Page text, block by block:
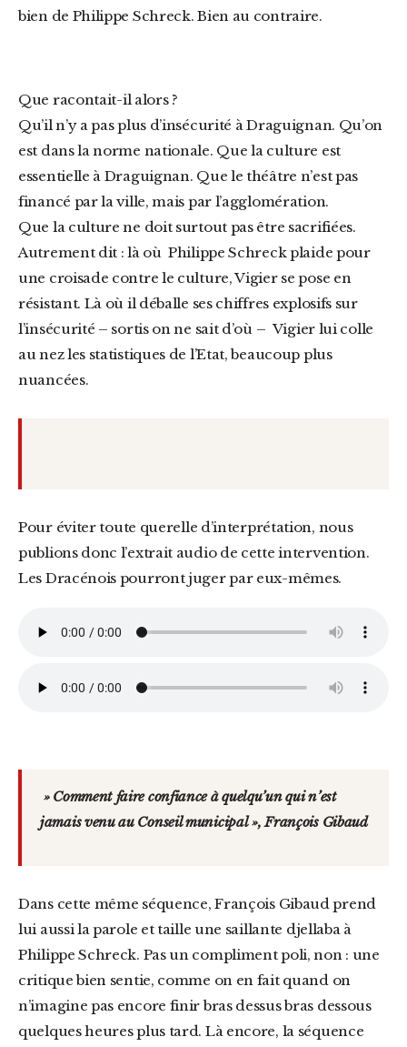
bien de Philippe Schreck. Bien au contraire.
Que racontait-il alors ?
Qu’il n’y a pas plus d’insécurité à Draguignan. Qu’on
est dans la norme nationale. Que la culture est
essentielle à Draguignan. Que le théâtre n’est pas
financé par la ville, mais par l’agglomération.
Que la culture ne doit surtout pas être sacrifiées.
Autrement dit : là où Philippe Schreck plaide pour
une croisade contre le culture, Vigier se pose en
résistant. Là où il déballe ses chiffres explosifs sur
l’insécurité – sortis on ne sait d’où – Vigier lui colle
au nez les statistiques de l’Etat, beaucoup plus
nuancées.
Pour éviter toute querelle d’interprétation, nous
publions donc l’extrait audio de cette intervention.
Les Dracénois pourront juger par eux-mêmes.
» Comment faire confiance à quelqu’un qui n’est
jamais venu au Conseil municipal », François Gibaud
Dans cette même séquence, François Gibaud prend
lui aussi la parole et taille une saillante djellaba à
Philippe Schreck. Pas un compliment poli, non : une
critique bien sentie, comme on en fait quand on
n’imagine pas encore finir bras dessus bras dessous
quelques heures plus tard. Là encore, la séquence